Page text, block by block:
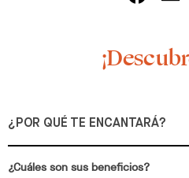
¿POR QUÉ TE ENCANTARÁ?
¿Cuáles son sus beneficios?